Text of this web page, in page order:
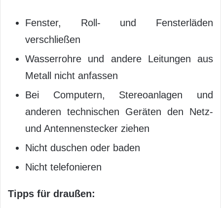
Fenster, Roll- und Fensterläden
verschließen
Wasserrohre und andere Leitungen aus
Metall nicht anfassen
Bei Computern, Stereoanlagen und
anderen technischen Geräten den Netz-
und Antennenstecker ziehen
Nicht duschen oder baden
Nicht telefonieren
Tipps für draußen: